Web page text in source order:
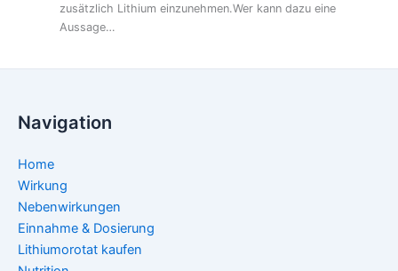
zusätzlich Lithium einzunehmen.Wer kann dazu eine
Aussage…
Navigation
Home
Wirkung
Nebenwirkungen
Einnahme & Dosierung
Lithiumorotat kaufen